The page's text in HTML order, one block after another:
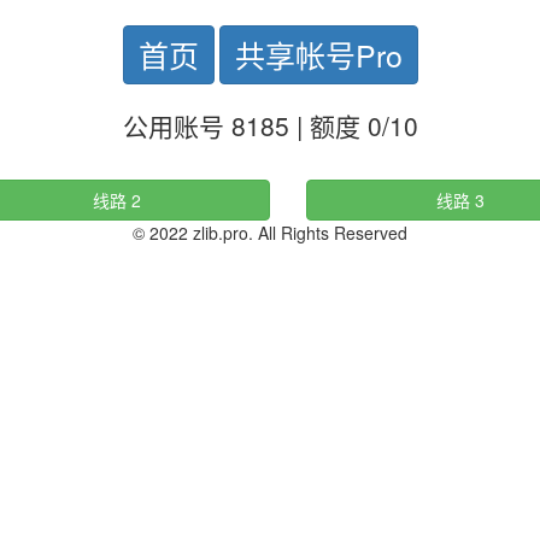
首页 共享帐号Pro
公用账号 8185 | 额度 0/10
线路 2
线路 3
© 2022 zlib.pro. All Rights Reserved